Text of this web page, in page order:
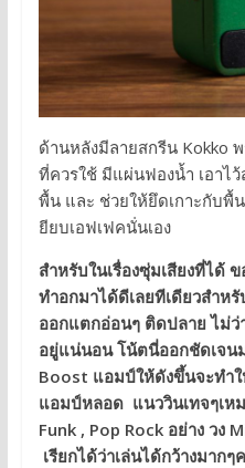
ด้านหลังมีลายสกรีน Kokko
ที่ควรใช้ มีแผ่นฟองน้ำ เอาไ
พื้น และ ช่วยให้ยึดเกาะกับพื้
ยียบเอฟเฟคนั่นเอง
สำหรับในเรื่องซุ่มเสียงที่ได้
ทำอกมาได้ดีเลยทีเดียวสำห
ออกแตกอ่อนๆ ติดปลาย ไม่ว่
อยู่แน่นอน โน้ตนี่ออกชัดเจนม
Boost แอมป์ให้ดังขึ้นจะทำใ
แอมป์หลอด แนววินเทจๆเห
Funk , Pop Rock อย่าง วง
เรียกได้ว่าเล่นได้กว้างมากๆ